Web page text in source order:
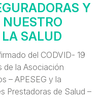
Y
SALUD
del CODVID- 19
de la Asociación
– APESEG y la
Prestadoras de Salud –